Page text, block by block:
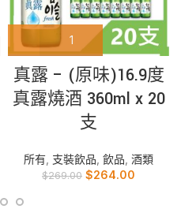
真露 – (原味)16.9度
真露燒酒 360ml x 20
支
所有 支裝飲品 飲品 酒類
$269.00 $264.00